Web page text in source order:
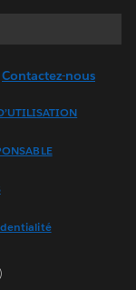
Contactez-nous